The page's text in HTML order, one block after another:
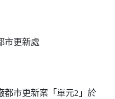
市更新處
都市更新案「單元2」於